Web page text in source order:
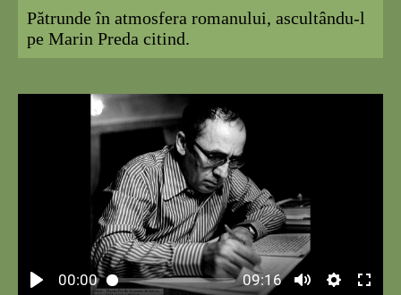
Pătrunde în atmosfera romanului, ascultându-l
pe Marin Preda citind.
00:00 09:16